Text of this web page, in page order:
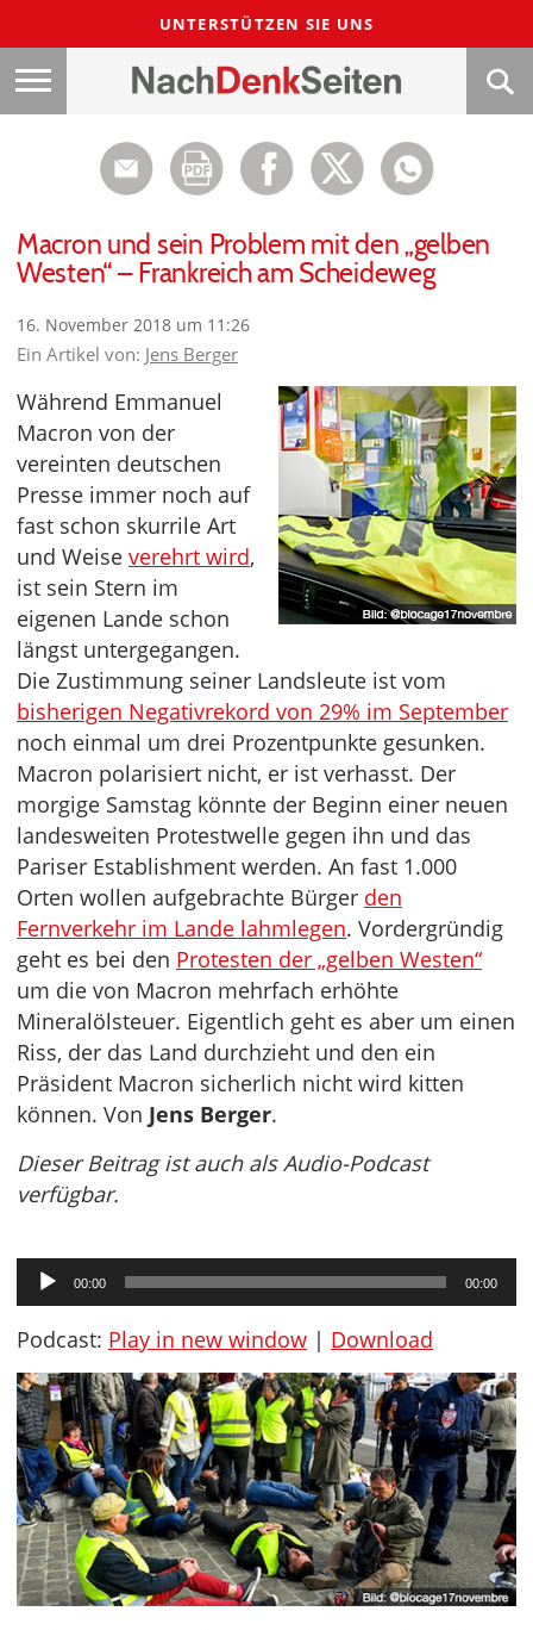
UNTERSTÜTZEN SIE UNS
Macron und sein Problem mit den „gelben
Westen“ – Frankreich am Scheideweg
16. November 2018 um 11:26
Ein Artikel von: Jens Berger
Während Emmanuel
Macron von der
vereinten deutschen
Presse immer noch auf
fast schon skurrile Art
und Weise verehrt wird,
ist sein Stern im
eigenen Lande schon
längst untergegangen.
Die Zustimmung seiner Landsleute ist vom
bisherigen Negativrekord von 29% im September
noch einmal um drei Prozentpunkte gesunken.
Macron polarisiert nicht, er ist verhasst. Der
morgige Samstag könnte der Beginn einer neuen
landesweiten Protestwelle gegen ihn und das
Pariser Establishment werden. An fast 1.000
Orten wollen aufgebrachte Bürger den
Fernverkehr im Lande lahmlegen. Vordergründig
geht es bei den Protesten der „gelben Westen“
um die von Macron mehrfach erhöhte
Mineralölsteuer. Eigentlich geht es aber um einen
Riss, der das Land durchzieht und den ein
Präsident Macron sicherlich nicht wird kitten
können. Von Jens Berger.
Dieser Beitrag ist auch als Audio-Podcast
verfügbar.
Audio-
Player
00:00 00:00
Podcast: Play in new window | Download